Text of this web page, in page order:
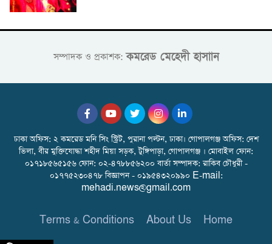
সম্পাদক ও প্রকাশক:কমরেড মেহেদী হাসাান
ঢাকা অফিস: ২ কমরেড মনি সিং স্ট্রিট, পুরানা পল্টন, ঢাকা। গোপালগঞ্জ অফিস: দেশ
ভিলা, বীর মুক্তিযোদ্ধা শহীদ মিয়া সড়ক, টুঙ্গিপাড়া, গোপালগঞ্জ । মোবাইল ফোন:
০১৭১৮৫৬৫১৫৬ ফোন: ০২-৪৭৮৮৫৬২০০ বার্তা সম্পাদক: রাকিব চৌধুরী -
০১৭৭৫২৩০৪৭৮ বিজ্ঞাপন - ০১৯৫৪৩২০৯৯০ E-mail:
mehadi.news@gmail.com
Terms & Conditions About Us Home